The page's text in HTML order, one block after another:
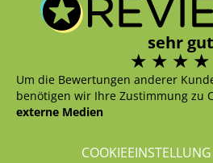
sehr gut
Um die Bewertungen anderer
benötigen wir Ihre Zustimmung zu
externe Medien